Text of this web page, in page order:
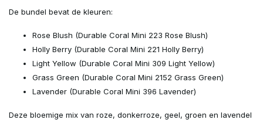
De bundel bevat de kleuren:
Rose Blush (Durable Coral Mini 223 Rose Blush)
Holly Berry (Durable Coral Mini 221 Holly Berry)
Light Yellow (Durable Coral Mini 309 Light Yellow)
Grass Green (Durable Coral Mini 2152 Grass Green)
Lavender (Durable Coral Mini 396 Lavender)
Deze bloemige mix van roze, donkerroze, geel, groen en lavendel